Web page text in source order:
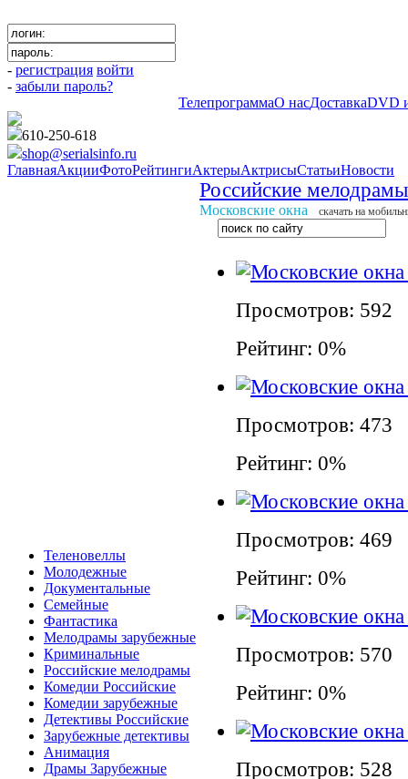
- регистрация войти
- забыли пароль?
ТелепрограммаО насДоставкаDVD
610-250-618
shop@serialsinfo.ru
ГлавнаяАкцииФотоРейтингиАктерыАктрисыСтатьиНовости
Теленовеллы
Молодежные
Документальные
Семейные
Фантастика
Мелодрамы зарубежные
Криминальные
Российские мелодрамы
Комедии Российские
Комедии зарубежные
Детективы Российские
Зарубежные детективы
Анимация
Драмы Зарубежные
Российские мелодрамы
Московские окна cкачать на
Просмотров: 592
Рейтинг: 0%
Просмотров: 473
Рейтинг: 0%
Просмотров: 469
Рейтинг: 0%
Просмотров: 570
Рейтинг: 0%
Просмотров: 528